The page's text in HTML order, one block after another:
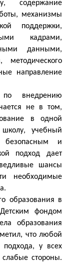
содержание
механизмы
поддержки,
кадрами,
данными,
методического
направление
внедрению
не в том,
в одной
учебный
безопасным и
подход дает
шансы
необходимые
образования в
фондом
образования
что любой
подхода, у всех
стороны.